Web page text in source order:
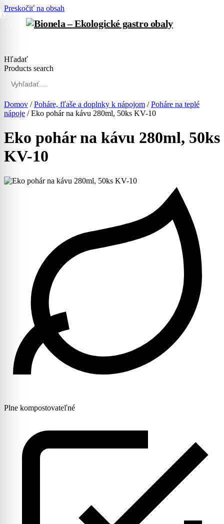
Preskočiť na obsah
Hľadať
Products search
Domov /Poháre, fľaše a doplnky k nápojom /Poháre na teplé
nápoje /Eko pohár na kávu 280ml, 50ks KV-10
Eko pohár na kávu 280ml, 50ks
KV-10
Plne kompostovateľné